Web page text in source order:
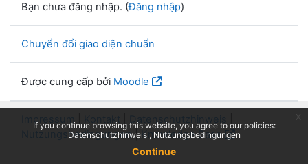
If you continue browsing this website, you agree to our policies:
Datenschutzhinweis
Nutzungsbedingungen
Continue
Bạn chưa đăng nhập. (Đăng nhập)
Chuyển đổi giao diện chuẩn
Được cung cấp bởi Moodle
Impressum Kontakt Datenschutzhinweis
Nutzungsbedingungen|Knowledge Base